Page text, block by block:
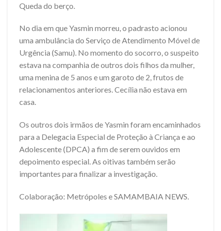
Queda do berço.
No dia em que Yasmin morreu, o padrasto acionou
uma ambulância do Serviço de Atendimento Móvel de
Urgência (Samu). No momento do socorro, o suspeito
estava na companhia de outros dois filhos da mulher,
uma menina de 5 anos e um garoto de 2, frutos de
relacionamentos anteriores. Cecília não estava em
casa.
Os outros dois irmãos de Yasmin foram encaminhados
para a Delegacia Especial de Proteção à Criança e ao
Adolescente (DPCA) a fim de serem ouvidos em
depoimento especial. As oitivas também serão
importantes para finalizar a investigação.
Colaboração: Metrópoles e SAMAMBAIA NEWS.